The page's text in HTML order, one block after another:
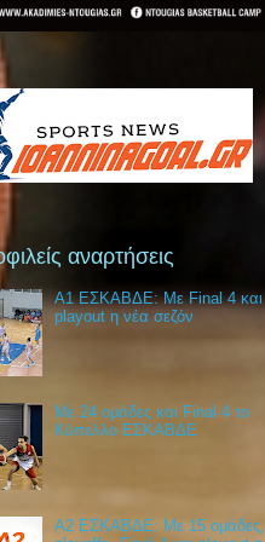
αναρτήσεις
Α1 ΕΣΚΑΒΔΕ: Με Final 4 και
playout η νέα σεζόν
Με 24 ομάδες και Final 4 το
Κύπελλο ΕΣΚΑΒΔΕ
Α2 ΕΣΚΑΒΔΕ: Με 15 ομάδες,